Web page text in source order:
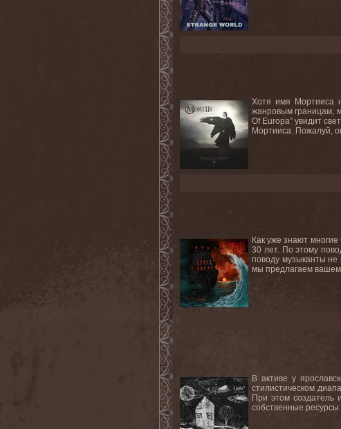
Хотя имя Мортииса
жанровым границам,
Of Europa” увидит
Мортииса. Пожалуй,
Как уже знают
30 лет. По этому
поводу музыканты
мы предлагаем
В активе у
стилистическом
При этом создатель
собственные